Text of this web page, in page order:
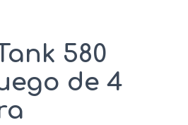
580
de 4